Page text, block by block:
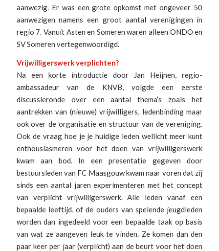
aanwezig. Er was een grote opkomst met ongeveer 50
aanwezigen namens een groot aantal verenigingen in
regio 7. Vanuit Asten en Someren waren alleen ONDO en
SV Someren vertegenwoordigd.
Vrijwilligerswerk verplichten?
Na een korte introductie door Jan Heijnen, regio-
ambassadeur van de KNVB, volgde een eerste
discussieronde over een aantal thema’s zoals het
aantrekken van (nieuwe) vrijwilligers, ledenbinding maar
ook over de organisatie en structuur van de vereniging.
Ook de vraag hoe je je huidige leden wellicht meer kunt
enthousiasmeren voor het doen van vrijwilligerswerk
kwam aan bod. In een presentatie gegeven door
bestuursleden van FC Maasgouw kwam naar voren dat zij
sinds een aantal jaren experimenteren met het concept
van verplicht vrijwilligerswerk. Alle leden vanaf een
bepaalde leeftijd, of de ouders van spelende jeugdleden
worden dan ingedeeld voor een bepaalde taak op basis
van wat ze aangeven leuk te vinden. Ze komen dan den
paar keer per jaar (verplicht) aan de beurt voor het doen